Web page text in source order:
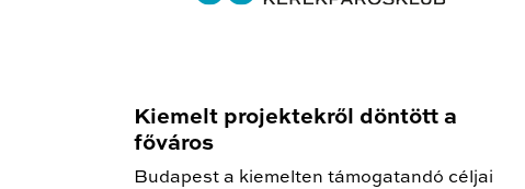
Kiemelt projektekről döntött a
főváros
Budapest a kiemelten támogatandó céljai